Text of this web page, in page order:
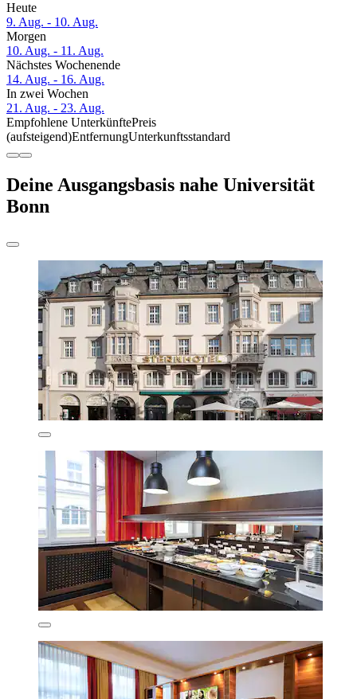
Heute
9. Aug. - 10. Aug.
Morgen
10. Aug. - 11. Aug.
Nächstes Wochenende
14. Aug. - 16. Aug.
In zwei Wochen
21. Aug. - 23. Aug.
Empfohlene UnterkünftePreis
(aufsteigend)EntfernungUnterkunftsstandard
Deine Ausgangsbasis nahe Universität
Bonn